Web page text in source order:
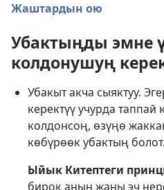
Жаштардын ою
Убактыңды эмне
колдонушуң
Убакыт акча сыяктуу.
керектүү учурда таппай
колдонсоң, өзүңө
көбүрөөк убактың болот.
Ыйык Китептеги
бирок анын жаны эч